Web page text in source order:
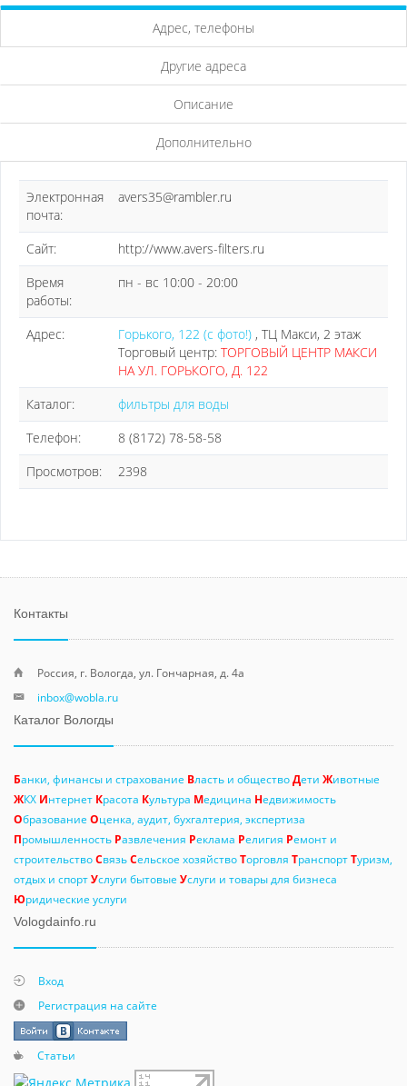
Адрес, телефоны
Другие адреса
Описание
Дополнительно
Электронная
почта:
avers35@rambler.ru
Сайт:
http://www.avers-filters.ru
Время
работы:
пн - вс 10:00 - 20:00
Адрес: Горького, 122 (с фото!) , ТЦ Макси, 2 этаж
Торговый центр: ТОРГОВЫЙ ЦЕНТР МАКСИ
НА УЛ. ГОРЬКОГО, Д. 122
Каталог:
фильтры для воды
Телефон:
8 (8172) 78-58-58
Просмотров:
2398
Контакты
Россия, г. Вологда, ул. Гончарная, д. 4а
inbox@wobla.ru
Каталог Вологды
Банки, финансы и страхование Власть и обществоДети Животные
ЖКХ Интернет Красота Культура Медицина Недвижимость
Образование Оценка, аудит, бухгалтерия, экспертиза
Промышленность Развлечения Реклама Религия Ремонт и
строительствоСвязьСельское хозяйствоТорговля ТранспортТуризм,
отдых и спортУслуги бытовые Услуги и товары для бизнеса
Юридические услуги
Vologdainfo.ru
Вход
Регистрация на сайте
Статьи